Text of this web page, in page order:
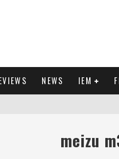
NEWS IEM
meizu